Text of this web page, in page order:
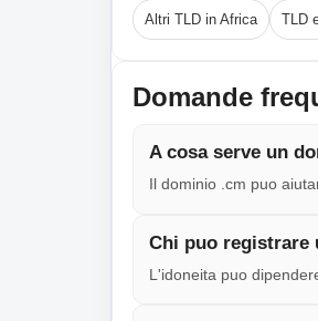
Altri TLD in Africa TLD
Domande
A cosa serve un
Il dominio .cm puo
Chi puo registrare
L'idoneita puo